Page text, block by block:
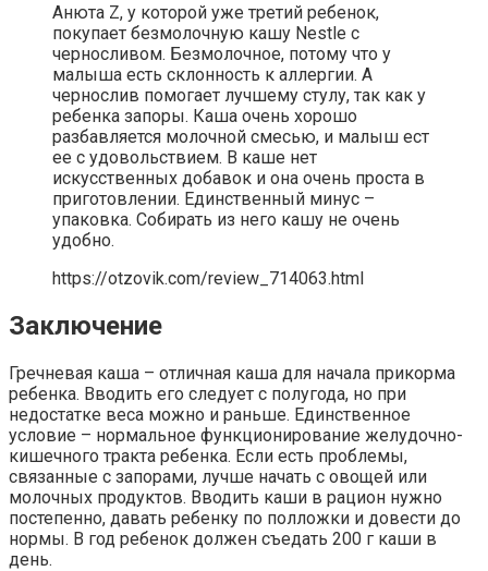
Анюта Z, у которой уже третий ребенок,
покупает безмолочную кашу Nestle с
черносливом. Безмолочное, потому что у
малыша есть склонность к аллергии. А
чернослив помогает лучшему стулу, так как у
ребенка запоры. Каша очень хорошо
разбавляется молочной смесью, и малыш ест
ее с удовольствием. В каше нет
искусственных добавок и она очень проста в
приготовлении. Единственный минус –
упаковка. Собирать из него кашу не очень
удобно.
https://otzovik.com/review_714063.html
Заключение
Гречневая каша – отличная каша для начала прикорма
ребенка. Вводить его следует с полугода, но при
недостатке веса можно и раньше. Единственное
условие – нормальное функционирование желудочно-
кишечного тракта ребенка. Если есть проблемы,
связанные с запорами, лучше начать с овощей или
молочных продуктов. Вводить каши в рацион нужно
постепенно, давать ребенку по полложки и довести до
нормы. В год ребенок должен съедать 200 г каши в
день.